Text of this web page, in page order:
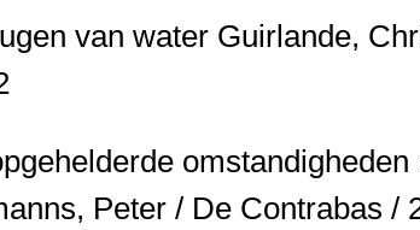
van water Guirlande,
omstandigheden
Peter / De Contrabas /